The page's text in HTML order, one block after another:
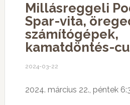
Millásreggeli
Spar-vita,
számítógépek,
kamatdöntés-
2024-03-22
2024. március 22., péntek